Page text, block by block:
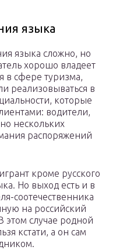
языка
языка сложно, но
хорошо владеет
в сфере туризма,
реализовываться в
которые
водители,
нескольких
распоряжений
кроме русского
Но выход есть и в
соотечественника
на российский
этом случае родной
кстати, а он сам